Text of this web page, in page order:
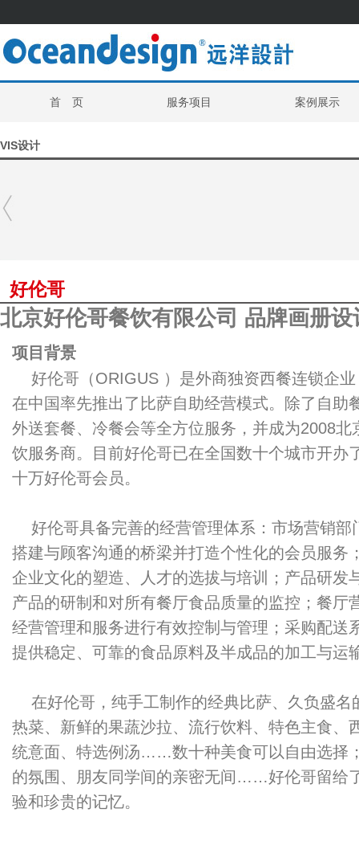
首 页 服务项目 案例展示
VIS设计
好伦哥
北京好伦哥餐饮有限公司 品牌画册设
项目背景
好伦哥（ORIGUS ）是外商独资西餐连锁企业
在中国率先推出了比萨自助经营模式。除了自助
外送套餐、冷餐会等全方位服务，并成为2008
饮服务商。目前好伦哥已在全国数十个城市开办
十万好伦哥会员。
好伦哥具备完善的经营管理体系：市场营销部
搭建与顾客沟通的桥梁并打造个性化的会员服务
企业文化的塑造、人才的选拔与培训；产品研发
产品的研制和对所有餐厅食品质量的监控；餐厅
经营管理和服务进行有效控制与管理；采购配送
提供稳定、可靠的食品原料及半成品的加工与
在好伦哥，纯手工制作的经典比萨、久负盛名
热菜、新鲜的果蔬沙拉、流行饮料、特色主食、
统意面、特选例汤……数十种美食可以自由选择
的氛围、朋友同学间的亲密无间……好伦哥留给
验和珍贵的记忆。